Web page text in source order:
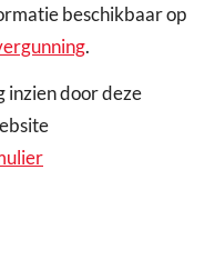
beschikbaar op
.
inzien door deze